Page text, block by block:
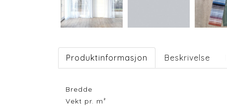
Produktinformasjon Beskrivelse
Bredde
Vekt pr. m²